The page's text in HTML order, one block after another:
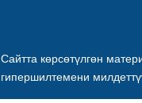
Сайтта көрсөтүлгөн
гипершилтемени